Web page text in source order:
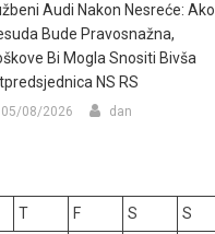
Audi Nakon Nesreće: Ako
Bude Pravosnažna,
Bi Mogla Snositi Bivša
NS RS
05/08/2026 dan
T F S
S